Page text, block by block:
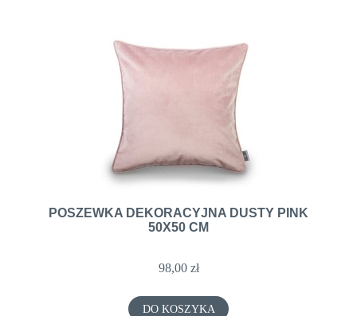
POSZEWKA DEKORACYJNA DUSTY PINK
50X50 CM
98,00 zł
DO KOSZYKA